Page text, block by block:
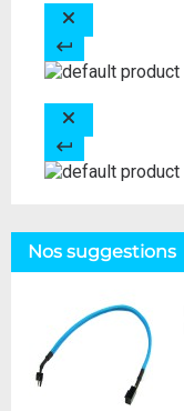
Nos suggestions